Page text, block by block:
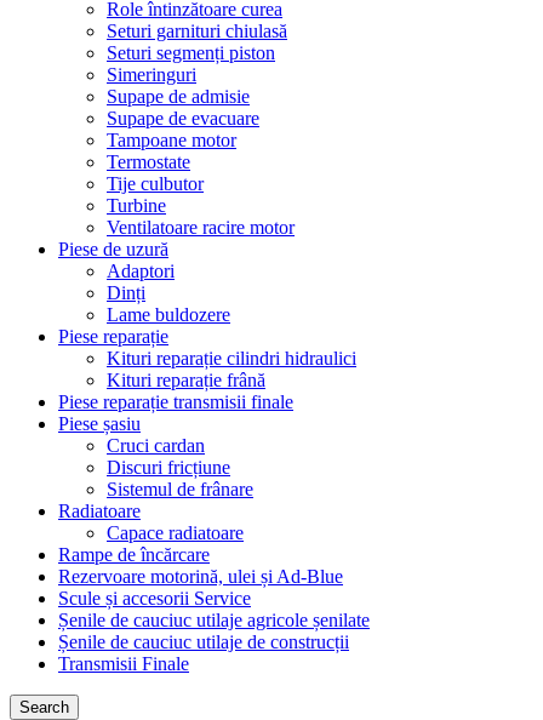
Role întinzătoare curea
Seturi garnituri chiulasă
Seturi segmenți piston
Simeringuri
Supape de admisie
Supape de evacuare
Tampoane motor
Termostate
Tije culbutor
Turbine
Ventilatoare racire motor
Piese de uzură
Adaptori
Dinți
Lame buldozere
Piese reparație
Kituri reparație cilindri hidraulici
Kituri reparație frână
Piese reparație transmisii finale
Piese șasiu
Cruci cardan
Discuri fricțiune
Sistemul de frânare
Radiatoare
Capace radiatoare
Rampe de încărcare
Rezervoare motorină, ulei și Ad-Blue
Scule și accesorii Service
Șenile de cauciuc utilaje agricole șenilate
Șenile de cauciuc utilaje de construcții
Transmisii Finale
Search